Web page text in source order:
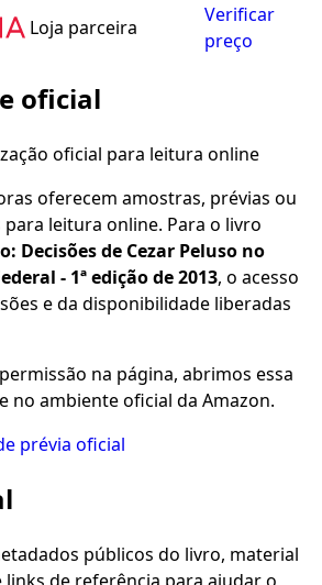
Loja parceira
Verificar
preço
oficial
oferecem amostras, prévias ou
leitura online. Para o livro
Decisões de Cezar Peluso no
- 1ª edição de 2013, o acesso
e da disponibilidade liberadas
na página, abrimos essa
no ambiente oficial da Amazon.
prévia oficial
públicos do livro, material